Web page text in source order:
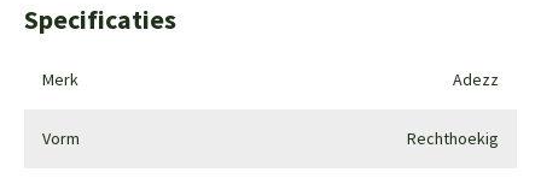
Specificaties
Merk Adezz
Vorm Rechthoekig